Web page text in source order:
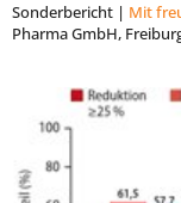
Sonderbericht | Mit
Pharma GmbH,